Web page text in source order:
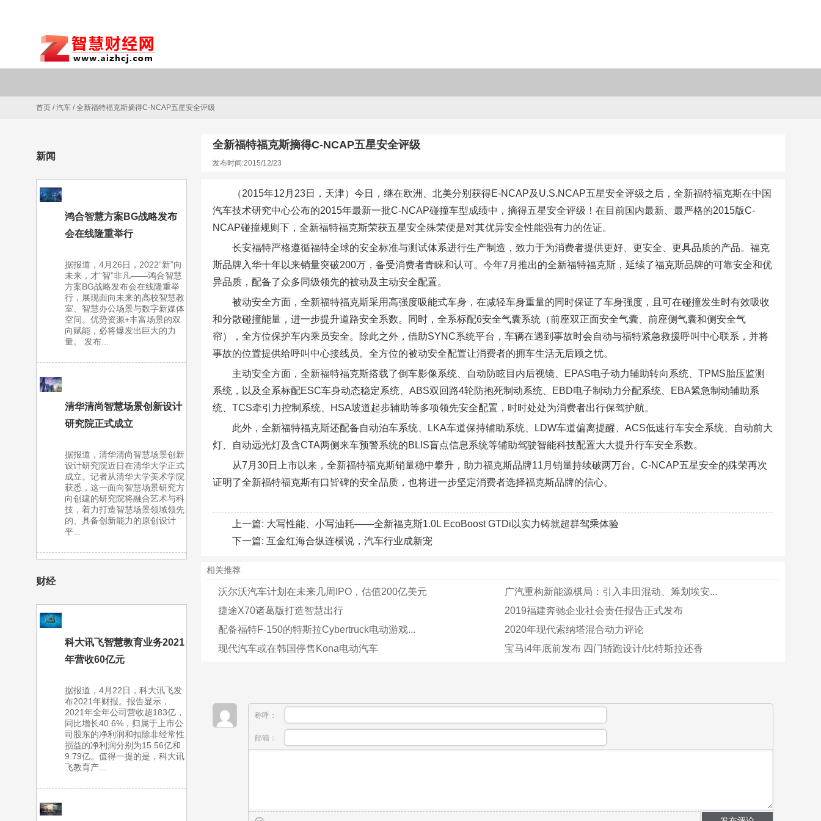
首页 /汽车 /全新福特福克斯摘得C-NCAP五星安全评级
新闻
鸿合智慧方案BG战略发布
会在线隆重举行
据报道，4月26日，2022“新”向
未来，才“智”非凡——鸿合智慧
方案BG战略发布会在线隆重举
行，展现面向未来的高校智慧教
室、智慧办公场景与数字新媒体
空间。优势资源+丰富场景的双
向赋能，必将爆发出巨大的力
量。 发布...
清华清尚智慧场景创新设计
研究院正式成立
据报道，清华清尚智慧场景创新
设计研究院近日在清华大学正式
成立。记者从清华大学美术学院
获悉，这一面向智慧场景研究方
向创建的研究院将融合艺术与科
技，着力打造智慧场景领域领先
的、具备创新能力的原创设计
平...
财经
科大讯飞智慧教育业务2021
年营收60亿元
据报道，4月22日，科大讯飞发
布2021年财报。报告显示，
2021年全年公司营收超183亿，
同比增长40.6%，归属于上市公
司股东的净利润和扣除非经常性
损益的净利润分别为15.56亿和
9.79亿。值得一提的是，科大讯
飞教育产...
全新福特福克斯摘得C-NCAP五星安全评级
发布时间:2015/12/23
（2015年12月23日，天津）今日，继在欧洲、北美分别获得E-NCAP及U.S.NCAP五星安全评级之后，全新福特福克斯在中国
汽车技术研究中心公布的2015年最新一批C-NCAP碰撞车型成绩中，摘得五星安全评级！在目前国内最新、最严格的2015版C-
NCAP碰撞规则下，全新福特福克斯荣获五星安全殊荣便是对其优异安全性能强有力的佐证。
长安福特严格遵循福特全球的安全标准与测试体系进行生产制造，致力于为消费者提供更好、更安全、更具品质的产品。福克
斯品牌入华十年以来销量突破200万，备受消费者青睐和认可。今年7月推出的全新福特福克斯，延续了福克斯品牌的可靠安全和优
异品质，配备了众多同级领先的被动及主动安全配置。
被动安全方面，全新福特福克斯采用高强度吸能式车身，在减轻车身重量的同时保证了车身强度，且可在碰撞发生时有效吸收
和分散碰撞能量，进一步提升道路安全系数。同时，全系标配6安全气囊系统（前座双正面安全气囊、前座侧气囊和侧安全气
帘），全方位保护车内乘员安全。除此之外，借助SYNC系统平台，车辆在遇到事故时会自动与福特紧急救援呼叫中心联系，并将
事故的位置提供给呼叫中心接线员。全方位的被动安全配置让消费者的拥车生活无后顾之忧。
主动安全方面，全新福特福克斯搭载了倒车影像系统、自动防眩目内后视镜、EPAS电子动力辅助转向系统、TPMS胎压监测
系统，以及全系标配ESC车身动态稳定系统、ABS双回路4轮防抱死制动系统、EBD电子制动力分配系统、EBA紧急制动辅助系
统、TCS牵引力控制系统、HSA坡道起步辅助等多项领先安全配置，时时处处为消费者出行保驾护航。
此外，全新福特福克斯还配备自动泊车系统、LKA车道保持辅助系统、LDW车道偏离提醒、ACS低速行车安全系统、自动前大
灯、自动远光灯及含CTA两侧来车预警系统的BLIS盲点信息系统等辅助驾驶智能科技配置大大提升行车安全系数。
从7月30日上市以来，全新福特福克斯销量稳中攀升，助力福克斯品牌11月销量持续破两万台。C-NCAP五星安全的殊荣再次
证明了全新福特福克斯有口皆碑的安全品质，也将进一步坚定消费者选择福克斯品牌的信心。
上一篇: 大写性能、小写油耗——全新福克斯1.0L EcoBoost GTDi以实力铸就超群驾乘体验
下一篇: 互金红海合纵连横说，汽车行业成新宠
相关推荐
沃尔沃汽车计划在未来几周IPO，估值200亿美元
广汽重构新能源棋局：引入丰田混动、筹划埃安...
捷途X70诸葛版打造智慧出行
2019福建奔驰企业社会责任报告正式发布
配备福特F-150的特斯拉Cyber​​truck电动游戏...
2020年现代索纳塔混合动力评论
现代汽车或在韩国停售Kona电动汽车
宝马i4年底前发布 四门轿跑设计/比特斯拉还香
称呼：
邮箱：